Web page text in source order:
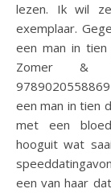
lezen. Ik wil
exemplaar.
een man in tien
Zomer &
een man in tien
met een
hooguit wat
een van haar